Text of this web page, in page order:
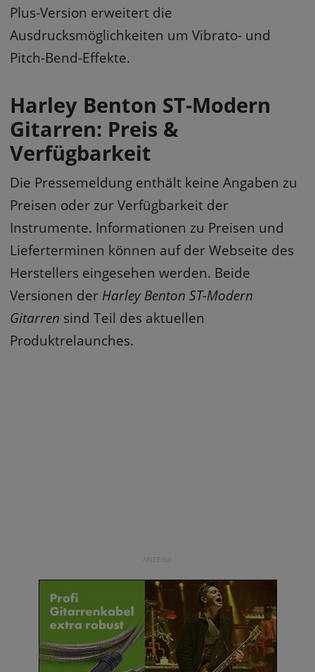
Plus-Version erweitert die
Ausdrucksmöglichkeiten um Vibrato- und
Pitch-Bend-Effekte.
Harley Benton ST-Modern
Gitarren: Preis &
Verfügbarkeit
Die Pressemeldung enthält keine Angaben zu
Preisen oder zur Verfügbarkeit der
Instrumente. Informationen zu Preisen und
Lieferterminen können auf der Webseite des
Herstellers eingesehen werden. Beide
Versionen der Harley Benton ST-Modern
Gitarren sind Teil des aktuellen
Produktrelaunches.
ANZEIGE